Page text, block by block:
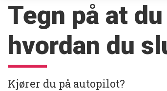
Tegn på at
hvordan du
Kjører du på autopilot?